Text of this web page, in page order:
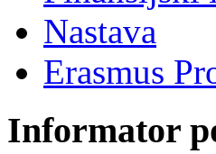
Nastava
Erasmus
Informator